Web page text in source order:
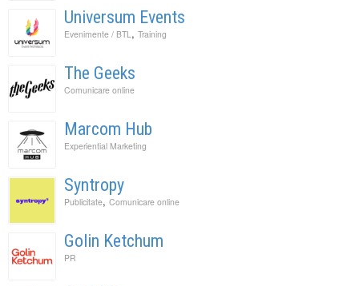
Universum Events
Evenimente / BTL, Training
The Geeks
Comunicare online
Marcom Hub
Experiential Marketing
Syntropy
Publicitate, Comunicare online
Golin Ketchum
PR